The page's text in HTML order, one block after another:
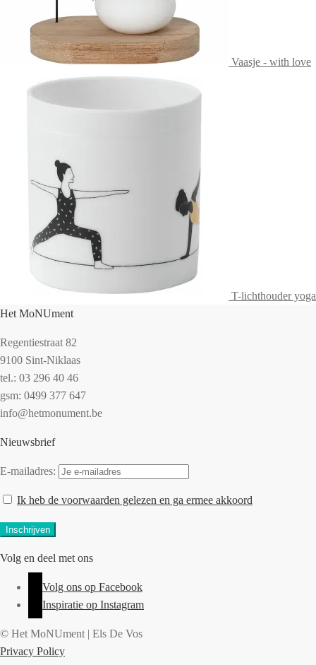
Vaasje - with love
T-lichthouder yoga
Het MoNUment
Regentiestraat 82
9100 Sint-Niklaas
tel.: 03 296 40 46
gsm: 0499 377 647
info@hetmonument.be
Nieuwsbrief
E-mailadres:
Ik heb de voorwaarden gelezen en ga ermee akkoord
Volg en deel met ons
Volg ons op Facebook
Inspiratie op Instagram
© Het MoNUment | Els De Vos
Privacy Policy